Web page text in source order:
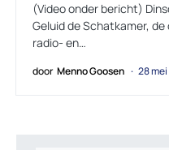
(Video onder bericht)
Geluid de Schatkamer,
radio- en…
door Menno Goosen 28